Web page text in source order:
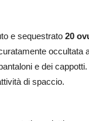
e sequestrato 20
occultata
e dei
di spaccio.